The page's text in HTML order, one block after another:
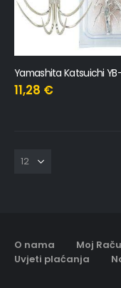
Yamashita Katsuichi
11,28 €
O nama Moj
Uvjeti plaćanja